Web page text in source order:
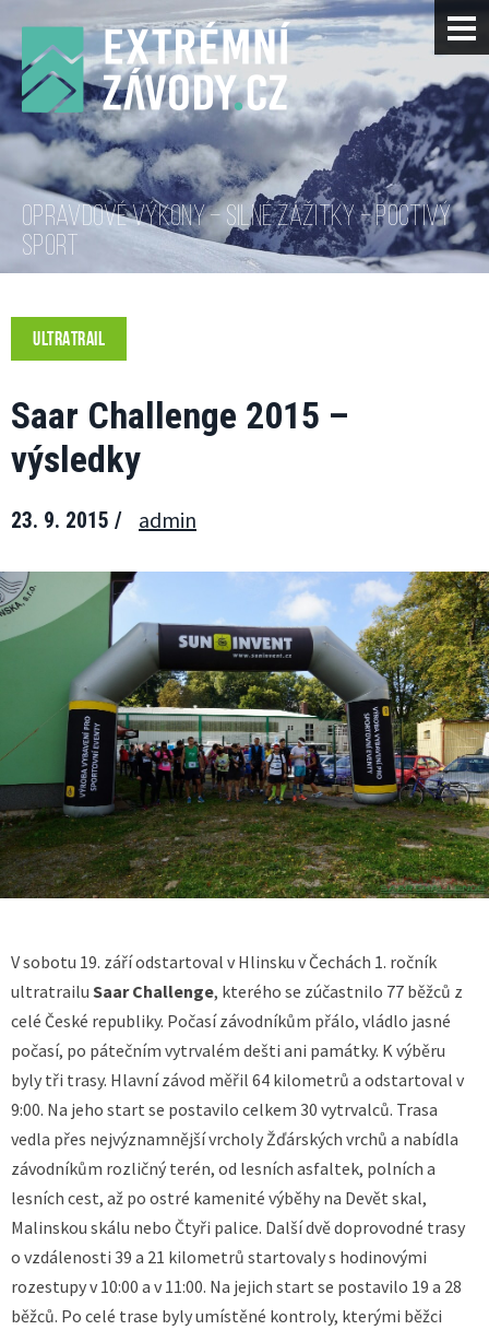
OPRAVDOVÉ VÝKONY – SILNÉ ZÁŽITKY – POCTIVÝ
SPORT
ULTRATRAIL
Saar Challenge 2015 –
výsledky
23. 9. 2015 / admin
V sobotu 19. září odstartoval v Hlinsku v Čechách 1. ročník
ultratrailu Saar Challenge, kterého se zúčastnilo 77 běžců z
celé České republiky. Počasí závodníkům přálo, vládlo jasné
počasí, po pátečním vytrvalém dešti ani památky. K výběru
byly tři trasy. Hlavní závod měřil 64 kilometrů a odstartoval v
9:00. Na jeho start se postavilo celkem 30 vytrvalců. Trasa
vedla přes nejvýznamnější vrcholy Žďárských vrchů a nabídla
závodníkům rozličný terén, od lesních asfaltek, polních a
lesních cest, až po ostré kamenité výběhy na Devět skal,
Malinskou skálu nebo Čtyři palice. Další dvě doprovodné trasy
o vzdálenosti 39 a 21 kilometrů startovaly s hodinovými
rozestupy v 10:00 a v 11:00. Na jejich start se postavilo 19 a 28
běžců. Po celé trase byly umístěné kontroly, kterými běžci